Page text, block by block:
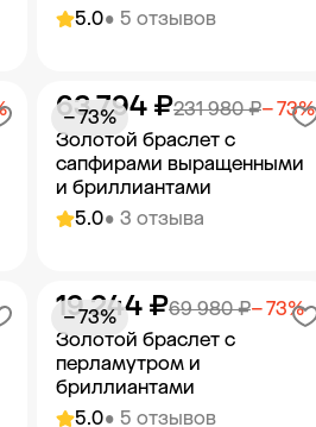
5.0• 5 отзывов
Добавить в корзину
5.0• 3 отзыва
Золотой браслет с
сапфирами выращенными
и бриллиантами
231 980 ₽− 73%
63 794 ₽
− 73%
Добавить в корзину
5.0• 5 отзывов
Золотой браслет с
перламутром и
бриллиантами
69 980 ₽− 73%
19 244 ₽
− 73%